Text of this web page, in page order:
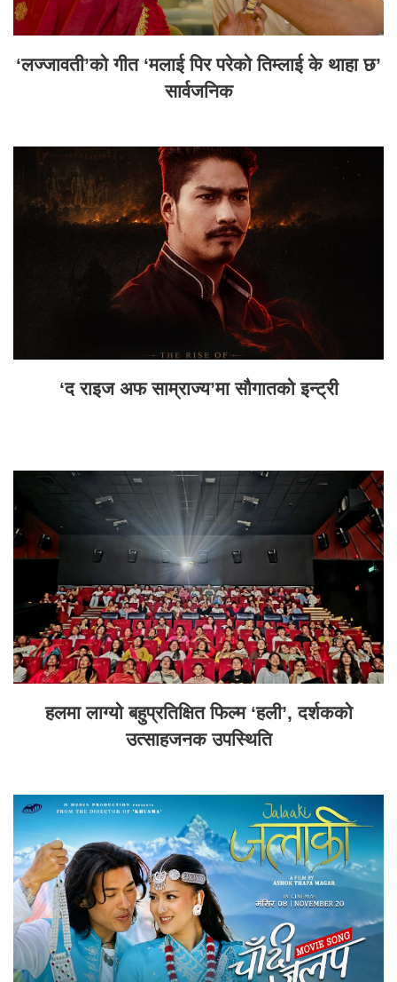
‘लज्जावती’को गीत ‘मलाई पिर परेको तिम्लाई के थाहा छ’
सार्वजनिक
‘द राइज अफ साम्राज्य’मा सौगातको इन्ट्री
हलमा लाग्यो बहुप्रतिक्षित फिल्म ‘हली’, दर्शकको
उत्साहजनक उपस्थिति